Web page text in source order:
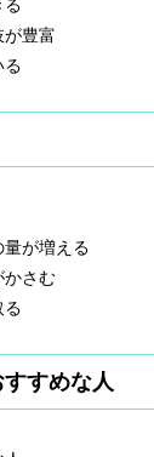
る
が豊富
る
が増える
かさむ
る
すめな人